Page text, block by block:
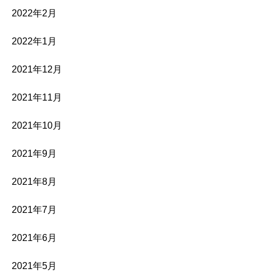
2022年2月
2022年1月
2021年12月
2021年11月
2021年10月
2021年9月
2021年8月
2021年7月
2021年6月
2021年5月